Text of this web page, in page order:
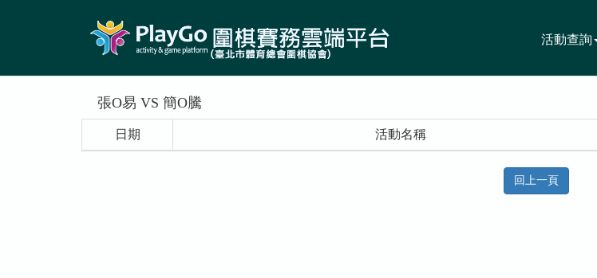
活動查詢
張O易 VS 簡O騰
日期 活動名稱
回上一頁